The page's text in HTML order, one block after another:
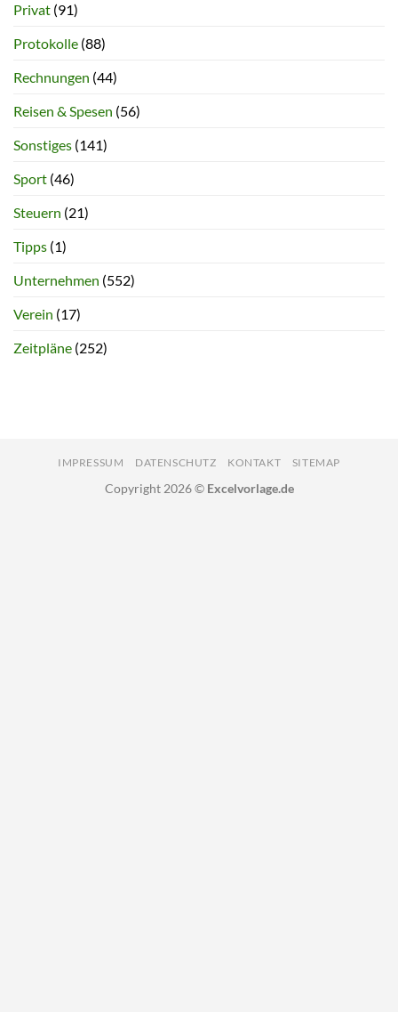
Privat (91)
Protokolle (88)
Rechnungen (44)
Reisen & Spesen (56)
Sonstiges (141)
Sport (46)
Steuern (21)
Tipps (1)
Unternehmen (552)
Verein (17)
Zeitpläne (252)
IMPRESSUM DATENSCHUTZ KONTAKT SITEMAP
Copyright 2026 © Excelvorlage.de